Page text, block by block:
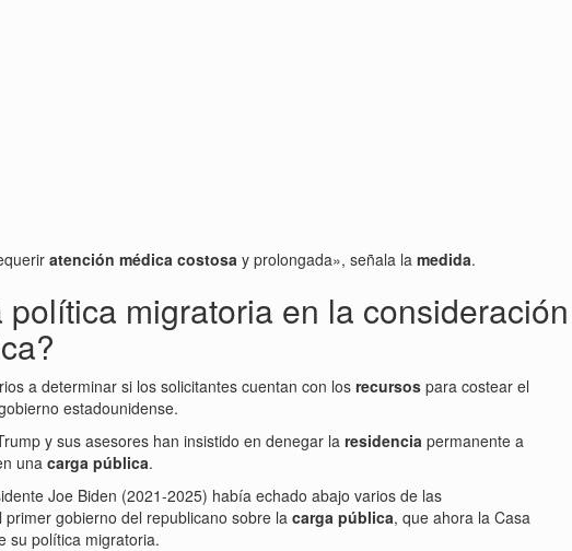
atención médica costosa y prolongada», señala la medida.
migratoria en la consideración
a determinar si los solicitantes cuentan con los recursos para costear el
estadounidense.
y sus asesores han insistido en denegar la residencia permanente a
una carga pública.
Joe Biden (2021-2025) había echado abajo varios de las
primer gobierno del republicano sobre la carga pública, que ahora la Casa
su política migratoria.